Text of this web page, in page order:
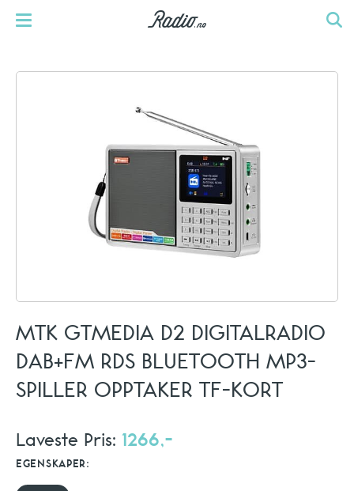
MTK GTMEDIA D2 DIGITALRADIO
DAB+FM RDS BLUETOOTH MP3-
SPILLER OPPTAKER TF-KORT
Laveste Pris: 1266,-
EGENSKAPER: